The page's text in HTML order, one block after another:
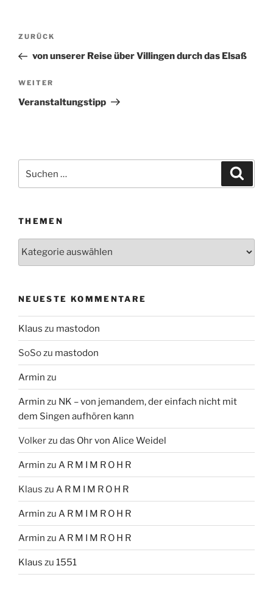
Beitragsnavigation
Vorheriger
Beitrag
ZURÜCK
von unserer Reise über Villingen durch das Elsaß
Nächster
Beitrag
WEITER
Veranstaltungstipp
nach:
THEMEN
NEUESTE KOMMENTARE
Klaus zu mastodon
SoSozu mastodon
Armin zu
Armin zu NK – von jemandem, der einfach nicht mit
dem Singen aufhören kann
Volkerzu das Ohr von Alice Weidel
Armin zu A R M I M R O H R
Klaus zu A R M I M R O H R
Armin zu A R M I M R O H R
Armin zu A R M I M R O H R
Klaus zu 1551